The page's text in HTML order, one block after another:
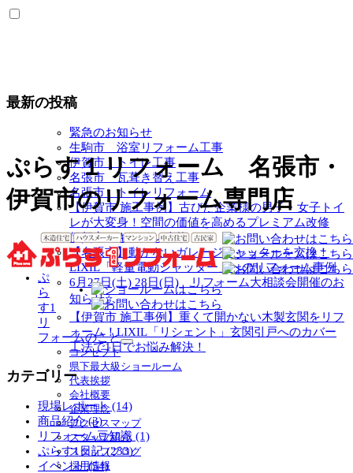
ぷらす１リフォーム 名張市・
伊賀市のリフォーム専門店
ぷ
ら
す1
リ
フォームのこと
サ
ブ
ュ
ー
を
展
開
コンセプト
県下最大級ショールーム
代表挨拶
会社概要
企業理念
アクセスマップ
スタッフ紹介
スタッフブログ
採用情報
最新の投稿
緊急のお知らせ
生駒市 浴室リフォーム工事
伊賀市 トイレ工事
名張市 瓦葺き替え工事
名張市 トイレリフォーム
【伊賀市 施工事例】古びた企業様の男子・女子トイ
レが大変身！空間の価値を高めるプレミアム改修
伊賀市 キッチン改修
【名張市】動かないガレージシャッターを交換！
LIXIL「軽量電動シャッター」へのリフォーム事例
6月27日(土) 28日(日) リフォーム大相談会開催のお
知らせ⭐
【伊賀市 施工事例】重くて開かない木製玄関をリフ
ォーム！LIXIL「リシェント」玄関引戸へのカバー
工法で1日でお悩み解決！
カテゴリー
現場レポート (14)
商品紹介 (3)
リフォーム豆知識 (1)
ぷらす1日記 (233)
イベント (54)